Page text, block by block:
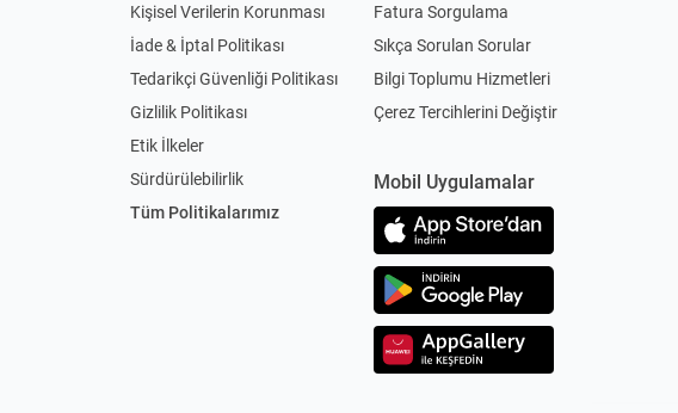
Kişisel Verilerin Korunması
İade & İptal Politikası
Tedarikçi Güvenliği Politikası
Gizlilik Politikası
Etik İlkeler
Sürdürülebilirlik
Tüm Politikalarımız
Fatura Sorgulama
Sıkça Sorulan Sorular
Bilgi Toplumu Hizmetleri
Çerez Tercihlerini Değiştir
Mobil Uygulamalar